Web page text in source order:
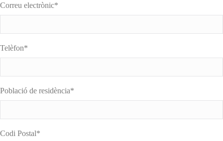
Correu electrònic*
Telèfon*
Població de residència*
Codi Postal*